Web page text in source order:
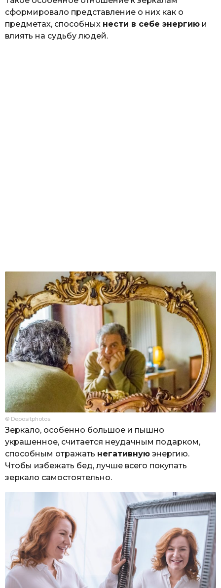
сформировало представление о них как о
предметах, способных нести в себе энергию и
влиять на судьбу людей.
© Depositphotos
Зеркало, особенно большое и пышно
украшенное, считается неудачным подарком,
способным отражать негативную энергию.
Чтобы избежать бед, лучше всего покупать
зеркало самостоятельно.